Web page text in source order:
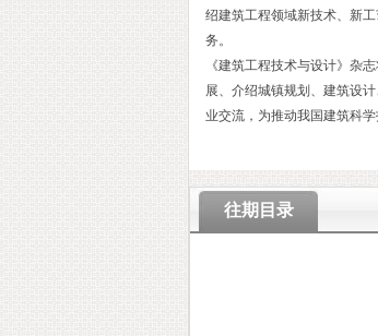
绍建筑工程领域新技术、新
务。
《建筑工程技术与设计》杂
展、介绍城镇规划、建筑设
业交流，为推动我国建筑科学
往期目录